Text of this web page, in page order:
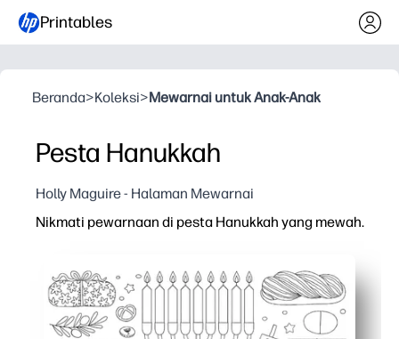
Printables
Beranda>Koleksi>Mewarnai untuk Anak-Anak
Pesta Hanukkah
Holly Maguire - Halaman Mewarnai
Nikmati pewarnaan di pesta Hanukkah yang mewah.
Melibatkan anak-anak dalam tradisi Hanukkah -
Membangun fokus dan keterampilan motorik halus -